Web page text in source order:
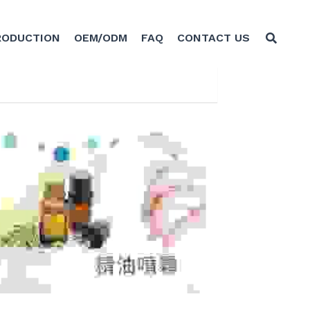
OEM/ODM FAQ CONTACT US